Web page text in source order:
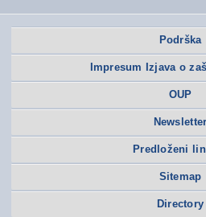
Podrška
Impresum Izjava o
OUP
Newsletter
Predloženi
Sitemap
Directory